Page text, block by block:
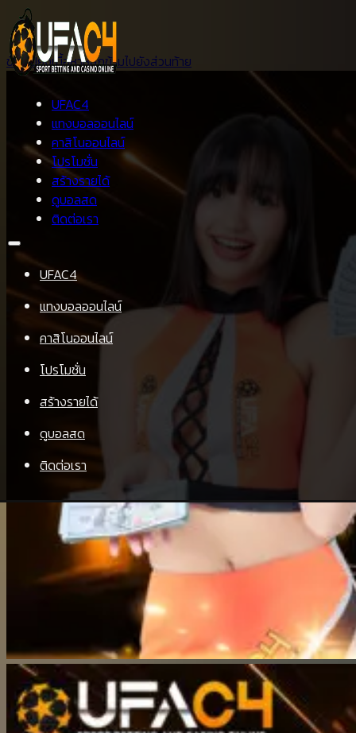
ข้ามไปยังเนื้อหาหลักข้ามไปยังส่วนท้าย
UFAC4
แทงบอลออนไลน์
คาสิโนออนไลน์
โปรโมชั่น
สร้างรายได้
ดูบอลสด
ติดต่อเรา
UFAC4
แทงบอลออนไลน์
คาสิโนออนไลน์
โปรโมชั่น
สร้างรายได้
ดูบอลสด
ติดต่อเรา